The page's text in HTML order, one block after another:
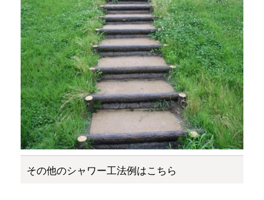
その他のシャワー工法例はこちら